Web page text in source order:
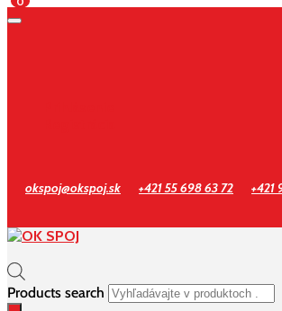
okspoj@okspoj.sk +421 55 698 63 72 +421
Products search